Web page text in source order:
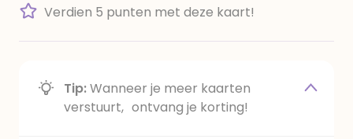
Verdien 5 punten met deze kaart!
Tip:Wanneer je meer kaarten
verstuurt, ontvang je korting!